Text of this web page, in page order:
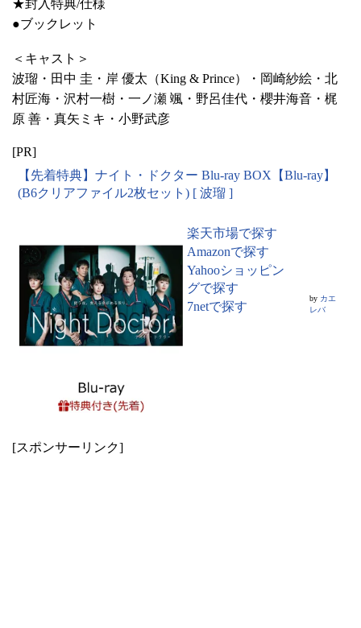
★封入特典/仕様
●ブックレット
＜キャスト＞
波瑠・田中 圭・岸 優太（King & Prince）・岡崎紗絵・北
村匠海・沢村一樹・一ノ瀬 颯・野呂佳代・櫻井海音・梶
原 善・真矢ミキ・小野武彦
[PR]
【先着特典】ナイト・ドクター Blu-ray BOX【Blu-ray】
(B6クリアファイル2枚セット) [ 波瑠 ]
楽天市場で探す
Amazonで探す
Yahooショッピン
グで探す
7netで探す
by カエ
レバ
[スポンサーリンク]